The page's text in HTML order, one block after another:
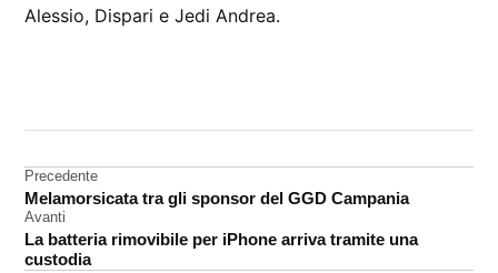
Alessio, Dispari e Jedi Andrea.
App
Store
iPad
redeem
Navigazione
articoli
Precedente
Melamorsicata tra gli sponsor del GGD Campania
Avanti
La batteria rimovibile per iPhone arriva tramite una
custodia